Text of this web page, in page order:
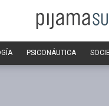
PSICONÁUTICA